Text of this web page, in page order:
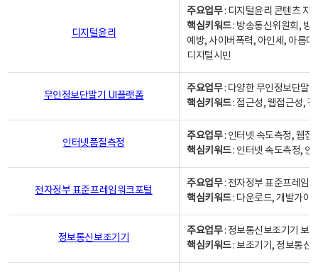
디지털윤리
주요업무: 디지털윤리 콘텐츠 지
핵심키워드: 방송통신위원회, 방
예방, 사이버폭력, 아인세, 아름
디지털시민
무인정보단말기 UI플랫폼
주요업무: 다양한 무인정보단말
핵심키워드: 접근성, 웹접근성,
인터넷품질측정
주요업무: 인터넷 속도측정, 웹접
핵심키워드: 인터넷 속도측정, 인
전자정부 표준프레임워크포털
주요업무: 전자정부 표준프레임
핵심키워드: 다운로드, 개발가이
정보통신보조기기
주요업무: 정보통신보조기기 보
핵심키워드: 보조기기, 정보통신